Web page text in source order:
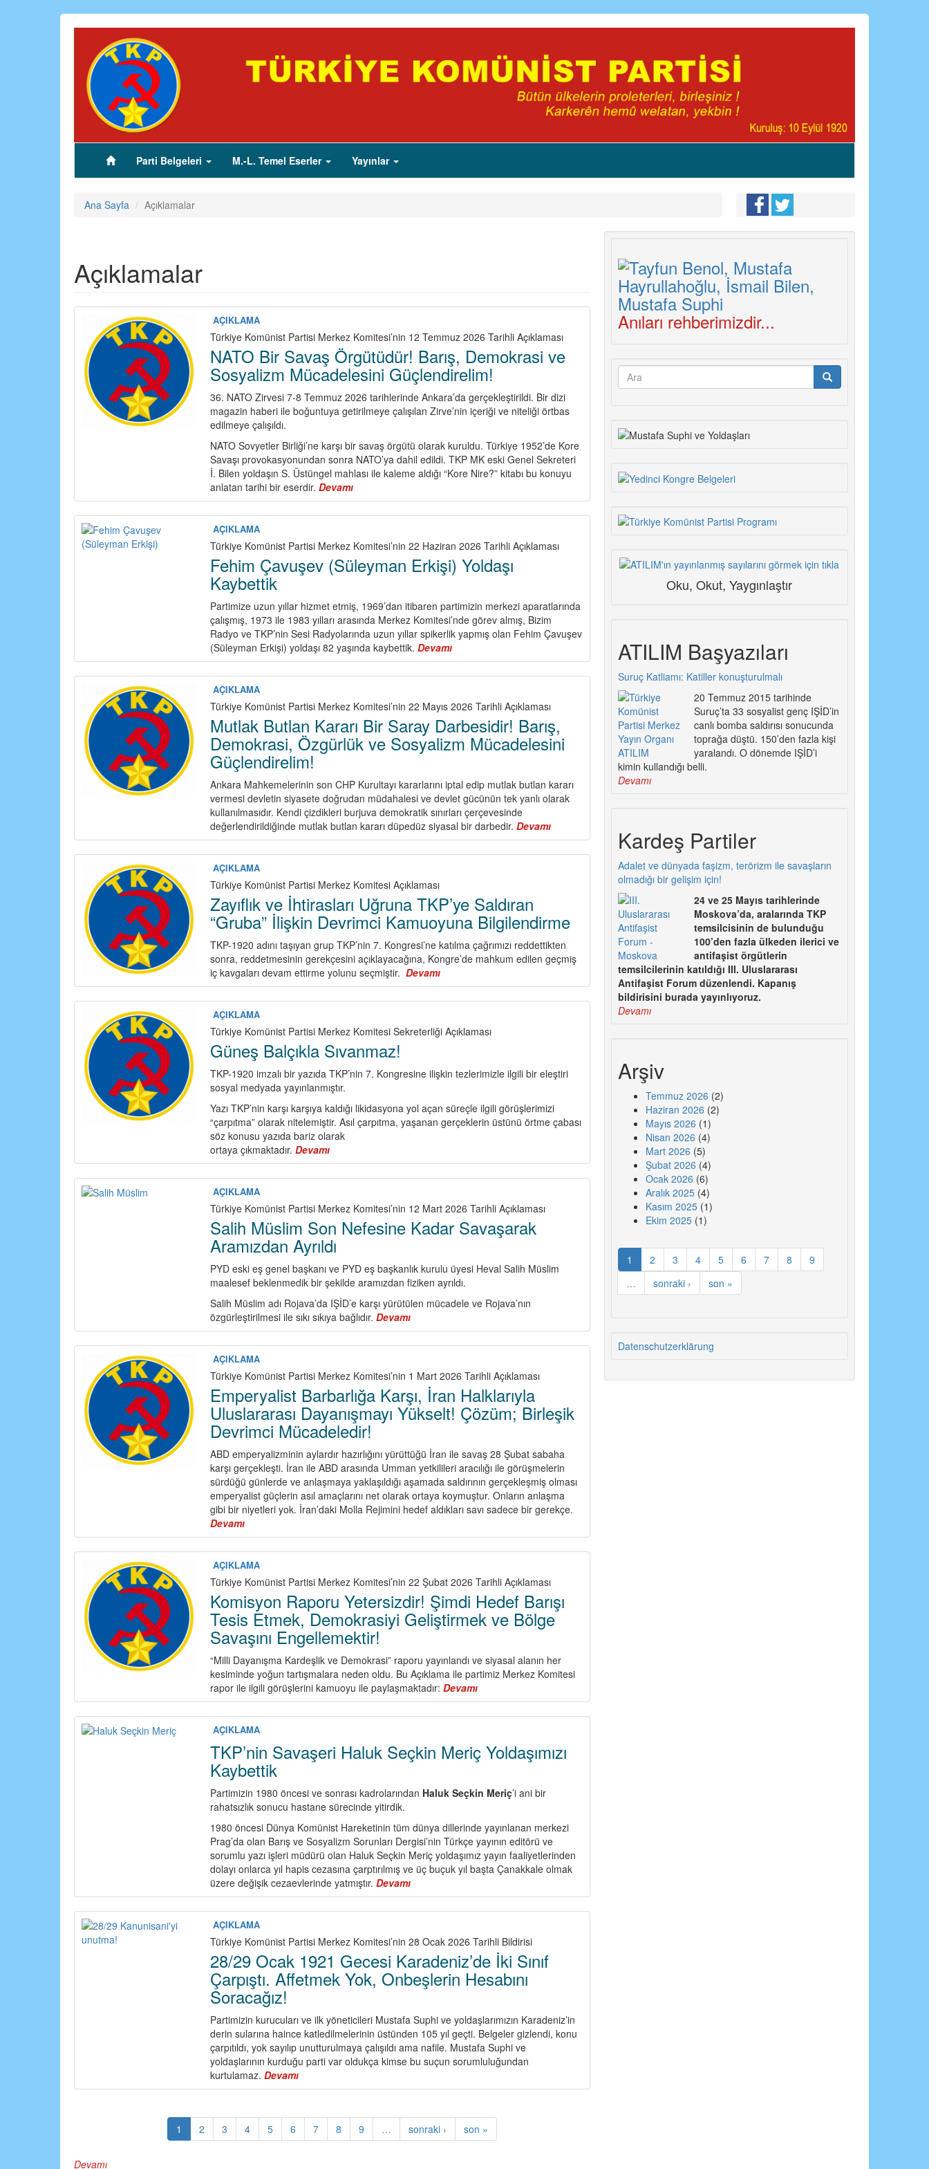
(current)Parti Belgeleri M.-L. Temel Eserler Yayınlar
Ana Sayfa Açıklamalar
Açıklamalar
AÇIKLAMA
Türkiye Komünist Partisi Merkez Komitesi’nin 12 Temmuz 2026 Tarihli Açıklaması
NATO Bir Savaş Örgütüdür! Barış, Demokrasi ve
Sosyalizm Mücadelesini Güçlendirelim!
36. NATO Zirvesi 7-8 Temmuz 2026 tarihlerinde Ankara’da gerçekleştirildi. Bir dizi
magazin haberi ile boğuntuya getirilmeye çalışılan Zirve’nin içeriği ve niteliği örtbas
edilmeye çalışıldı.
NATO Sovyetler Birliği’ne karşı bir savaş örgütü olarak kuruldu. Türkiye 1952’de Kore
Savaşı provokasyonundan sonra NATO’ya dahil edildi. TKP MK eski Genel Sekreteri
İ. Bilen yoldaşın S. Üstüngel mahlası ile kaleme aldığı “Kore Nire?” kitabı bu konuyu
anlatan tarihi bir eserdir.Devamı
NATO
Bir
Örgütüdür!
Demokrasi
Mücadelesini
Güçlendirelim!
AÇIKLAMA
Türkiye Komünist Partisi Merkez Komitesi’nin 22 Haziran 2026 Tarihli Açıklaması
Fehim Çavuşev (Süleyman Erkişi) Yoldaşı
Kaybettik
Partimize uzun yıllar hizmet etmiş, 1969’dan itibaren partimizin merkezi aparatlarında
çalışmış, 1973 ile 1983 yılları arasında Merkez Komitesi’nde görev almış, Bizim
Radyo ve TKP’nin Sesi Radyolarında uzun yıllar spikerlik yapmış olan Fehim Çavuşev
(Süleyman Erkişi) yoldaşı 82 yaşında kaybettik.Devamı
Fehim
Çavuşev
Erkişi)
Kaybettik
AÇIKLAMA
Türkiye Komünist Partisi Merkez Komitesi’nin 22 Mayıs 2026 Tarihli Açıklaması
Mutlak Butlan Kararı Bir Saray Darbesidir! Barış,
Demokrasi, Özgürlük ve Sosyalizm Mücadelesini
Güçlendirelim!
Ankara Mahkemelerinin son CHP Kurultayı kararlarını iptal edip mutlak butlan kararı
vermesi devletin siyasete doğrudan müdahalesi ve devlet gücünün tek yanlı olarak
kullanılmasıdır. Kendi çizdikleri burjuva demokratik sınırları çerçevesinde
değerlendirildiğinde mutlak butlan kararı düpedüz siyasal bir darbedir.Devamı
Mutlak
Butlan
Barış,
Özgürlük
ve
Mücadelesini
Güçlendirelim!
AÇIKLAMA
Türkiye Komünist Partisi Merkez Komitesi Açıklaması
Zayıflık ve İhtirasları Uğruna TKP’ye Saldıran
“Gruba” İlişkin Devrimci Kamuoyuna Bilgilendirme
TKP-1920 adını taşıyan grup TKP’nin 7. Kongresi’ne katılma çağrımızı reddettikten
sonra, reddetmesinin gerekçesini açıklayacağına, Kongre’de mahkum edilen geçmiş
iç kavgaları devam ettirme yolunu seçmiştir.Devamı
Zayıflık
ve
Uğruna
TKP’ye
“Gruba”
Kamuoyuna
Bilgilendirme
AÇIKLAMA
Türkiye Komünist Partisi Merkez Komitesi Sekreterliği Açıklaması
Güneş Balçıkla Sıvanmaz!
TKP-1920 imzalı bir yazıda TKP’nin 7. Kongresine ilişkin tezlerimizle ilgili bir eleştiri
sosyal medyada yayınlanmıştır.
Yazı TKP’nin karşı karşıya kaldığı likidasyona yol açan süreçle ilgili görüşlerimizi
“çarpıtma” olarak nitelemiştir. Asıl çarpıtma, yaşanan gerçeklerin üstünü örtme çabası
söz konusu yazıda bariz olarak
ortaya çıkmaktadır.Devamı
Güneş
Balçıkla
AÇIKLAMA
Türkiye Komünist Partisi Merkez Komitesi’nin 12 Mart 2026 Tarihli Açıklaması
Salih Müslim Son Nefesine Kadar Savaşarak
Aramızdan Ayrıldı
PYD eski eş genel başkanı ve PYD eş başkanlık kurulu üyesi Heval Salih Müslim
maalesef beklenmedik bir şekilde aramızdan fiziken ayrıldı.
Salih Müslim adı Rojava’da IŞİD’e karşı yürütülen mücadele ve Rojava’nın
özgürleştirilmesi ile sıkı sıkıya bağlıdır.Devamı
Salih
Müslim
Nefesine
Kadar
Savaşarak
Aramızdan
AÇIKLAMA
Türkiye Komünist Partisi Merkez Komitesi’nin 1 Mart 2026 Tarihli Açıklaması
Emperyalist Barbarlığa Karşı, İran Halklarıyla
Uluslararası Dayanışmayı Yükselt! Çözüm; Birleşik
Devrimci Mücadeledir!
ABD emperyalizminin aylardır hazırlığını yürüttüğü İran ile savaş 28 Şubat sabaha
karşı gerçekleşti. İran ile ABD arasında Umman yetkilileri aracılığı ile görüşmelerin
sürdüğü günlerde ve anlaşmaya yaklaşıldığı aşamada saldırının gerçekleşmiş olması
emperyalist güçlerin asıl amaçlarını net olarak ortaya koymuştur. Onların anlaşma
gibi bir niyetleri yok. İran’daki Molla Rejimini hedef aldıkları savı sadece bir gerekçe.
Devamı
Emperyalist
Barbarlığa
Karşı,
İran
Uluslararası
Dayanışmayı
Yükselt!
Çözüm;
Birleşik
Devrimci
Mücadeledir!
AÇIKLAMA
Türkiye Komünist Partisi Merkez Komitesi’nin 22 Şubat 2026 Tarihli Açıklaması
Komisyon Raporu Yetersizdir! Şimdi Hedef Barışı
Tesis Etmek, Demokrasiyi Geliştirmek ve Bölge
Savaşını Engellemektir!
“Milli Dayanışma Kardeşlik ve Demokrasi” raporu yayınlandı ve siyasal alanın her
kesiminde yoğun tartışmalara neden oldu. Bu Açıklama ile partimiz Merkez Komitesi
rapor ile ilgili görüşlerini kamuoyu ile paylaşmaktadır:Devamı
Komisyon
Raporu
Hedef
Etmek,
Geliştirmek
ve
Bölge
Savaşını
AÇIKLAMA
TKP’nin Savaşeri Haluk Seçkin Meriç Yoldaşımızı
Kaybettik
Partimizin 1980 öncesi ve sonrası kadrolarından Haluk Seçkin Meriç’i ani bir
rahatsızlık sonucu hastane sürecinde yitirdik.
1980 öncesi Dünya Komünist Hareketinin tüm dünya dillerinde yayınlanan merkezi
Prag’da olan Barış ve Sosyalizm Sorunları Dergisi’nin Türkçe yayının editörü ve
sorumlu yazı işleri müdürü olan Haluk Seçkin Meriç yoldaşımız yayın faaliyetlerinden
dolayı onlarca yıl hapis cezasına çarptırılmış ve üç buçuk yıl başta Çanakkale olmak
üzere değişik cezaevlerinde yatmıştır.Devamı
TKP’nin
Savaşeri
Seçkin
Yoldaşımızı
Kaybettik
AÇIKLAMA
Türkiye Komünist Partisi Merkez Komitesi’nin 28 Ocak 2026 Tarihli Bildirisi
28/29 Ocak 1921 Gecesi Karadeniz’de İki Sınıf
Çarpıştı. Affetmek Yok, Onbeşlerin Hesabını
Soracağız!
Partimizin kurucuları ve ilk yöneticileri Mustafa Suphi ve yoldaşlarımızın Karadeniz’in
derin sularına haince katledilmelerinin üstünden 105 yıl geçti. Belgeler gizlendi, konu
çarpıtıldı, yok sayılıp unutturulmaya çalışıldı ama nafile. Mustafa Suphi ve
yoldaşlarının kurduğu parti var oldukça kimse bu suçun sorumluluğundan
kurtulamaz.Devamı
28/29
1921
Gecesi
Karadeniz’de
1 2 3 4 5 6 7 8 9 … sonraki › son »
Devamı
Anıları rehberimizdir...
Arama
Oku, Okut, Yaygınlaştır
ATILIM Başyazıları
Suruç Katliamı: Katiller konuşturulmalı
20 Temmuz 2015 tarihinde
Suruç’ta 33 sosyalist genç IŞİD’in
canlı bomba saldırısı sonucunda
toprağa düştü. 150’den fazla kişi
yaralandı. O dönemde IŞİD’i
kimin kullandığı belli.
Devamı
Kardeş Partiler
Adalet ve dünyada faşizm, terörizm ile savaşların
olmadığı bir gelişim için!
24 ve 25 Mayıs tarihlerinde
Moskova’da, aralarında TKP
temsilcisinin de bulunduğu
100’den fazla ülkeden ilerici ve
antifaşist örgütlerin
temsilcilerinin katıldığı III. Uluslararası
Antifaşist Forum düzenlendi. Kapanış
bildirisini burada yayınlıyoruz.
Devamı
Arşiv
Temmuz 2026 (2)
Haziran 2026 (2)
Mayıs 2026 (1)
Nisan 2026 (4)
Mart 2026 (5)
Şubat 2026 (4)
Ocak 2026 (6)
Aralık 2025(4)
Kasım 2025(1)
Ekim 2025(1)
1 2 3 4 5 6 7 8
9
…
sonraki › son »
Datenschutzerklärung